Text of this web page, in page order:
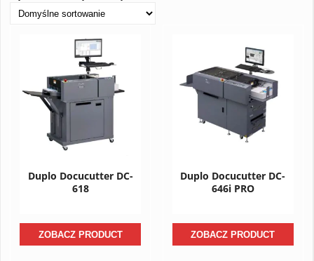
Duplo Docucutter DC-
618
ZOBACZ PRODUCT
Duplo Docucutter DC-
646i PRO
ZOBACZ PRODUCT